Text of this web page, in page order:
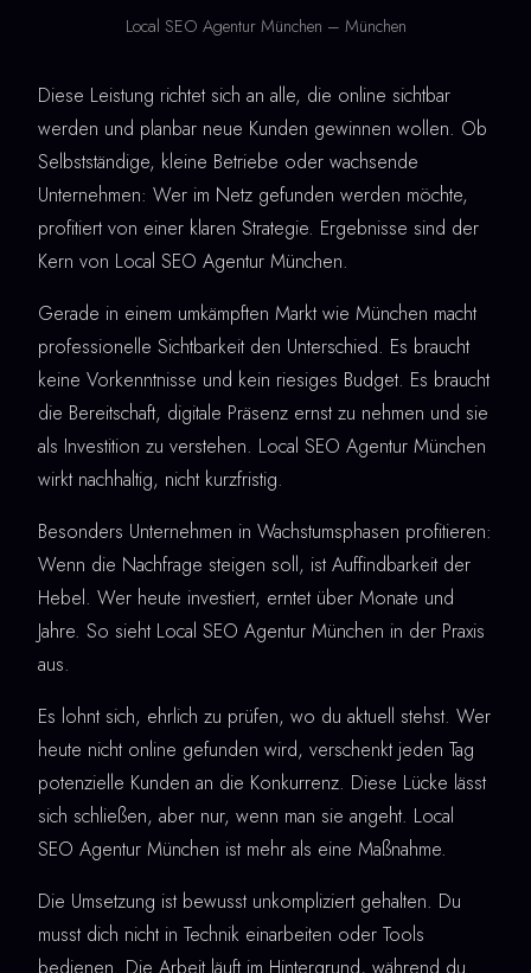
Local SEO Agentur München – München
Diese Leistung richtet sich an alle, die online sichtbar
werden und planbar neue Kunden gewinnen wollen. Ob
Selbstständige, kleine Betriebe oder wachsende
Unternehmen: Wer im Netz gefunden werden möchte,
profitiert von einer klaren Strategie. Ergebnisse sind der
Kern von Local SEO Agentur München.
Gerade in einem umkämpften Markt wie München macht
professionelle Sichtbarkeit den Unterschied. Es braucht
keine Vorkenntnisse und kein riesiges Budget. Es braucht
die Bereitschaft, digitale Präsenz ernst zu nehmen und sie
als Investition zu verstehen. Local SEO Agentur München
wirkt nachhaltig, nicht kurzfristig.
Besonders Unternehmen in Wachstumsphasen profitieren:
Wenn die Nachfrage steigen soll, ist Auffindbarkeit der
Hebel. Wer heute investiert, erntet über Monate und
Jahre. So sieht Local SEO Agentur München in der Praxis
aus.
Es lohnt sich, ehrlich zu prüfen, wo du aktuell stehst. Wer
heute nicht online gefunden wird, verschenkt jeden Tag
potenzielle Kunden an die Konkurrenz. Diese Lücke lässt
sich schließen, aber nur, wenn man sie angeht. Local
SEO Agentur München ist mehr als eine Maßnahme.
Die Umsetzung ist bewusst unkompliziert gehalten. Du
musst dich nicht in Technik einarbeiten oder Tools